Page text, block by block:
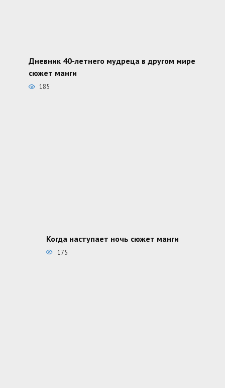
Дневник 40-летнего мудреца в другом мире
сюжет манги
185
Когда наступает ночь сюжет манги
175